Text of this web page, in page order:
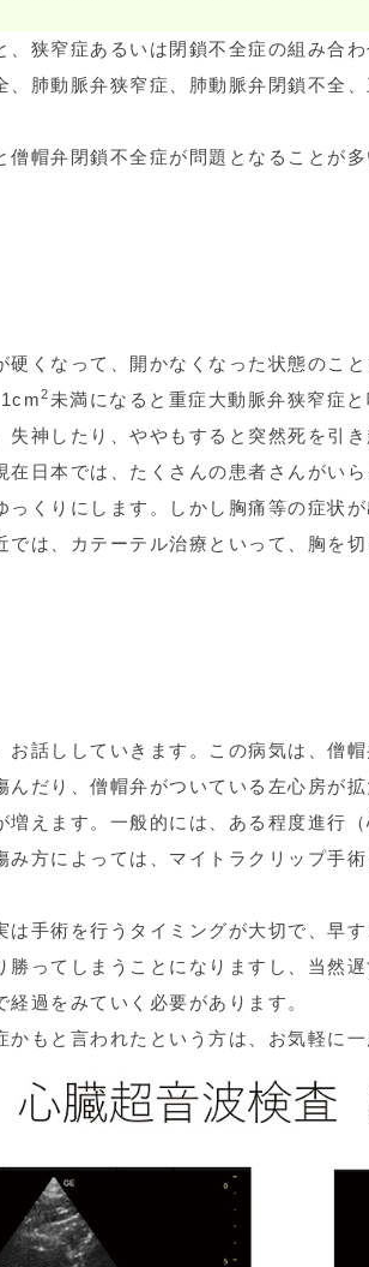
狭窄症あるいは閉鎖不全症の組み合
肺動脈弁狭窄症、肺動脈弁閉鎖不全
僧帽弁閉鎖不全症が問題となることが
硬くなって、開かなくなった状態のこ
2未満になると重症大動脈弁狭窄症
失神したり、ややもすると突然死を引
在日本では、たくさんの患者さんがい
っくりにします。しかし胸痛等の症状
では、カテーテル治療といって、胸を
お話ししていきます。この病気は、僧
だり、僧帽弁がついている左心房が
増えます。一般的には、ある程度進行
方によっては、マイトラクリップ手
は手術を行うタイミングが大切で、早
勝ってしまうことになりますし、当然
過をみていく必要があります。
もと言われたという方は、お気軽に一